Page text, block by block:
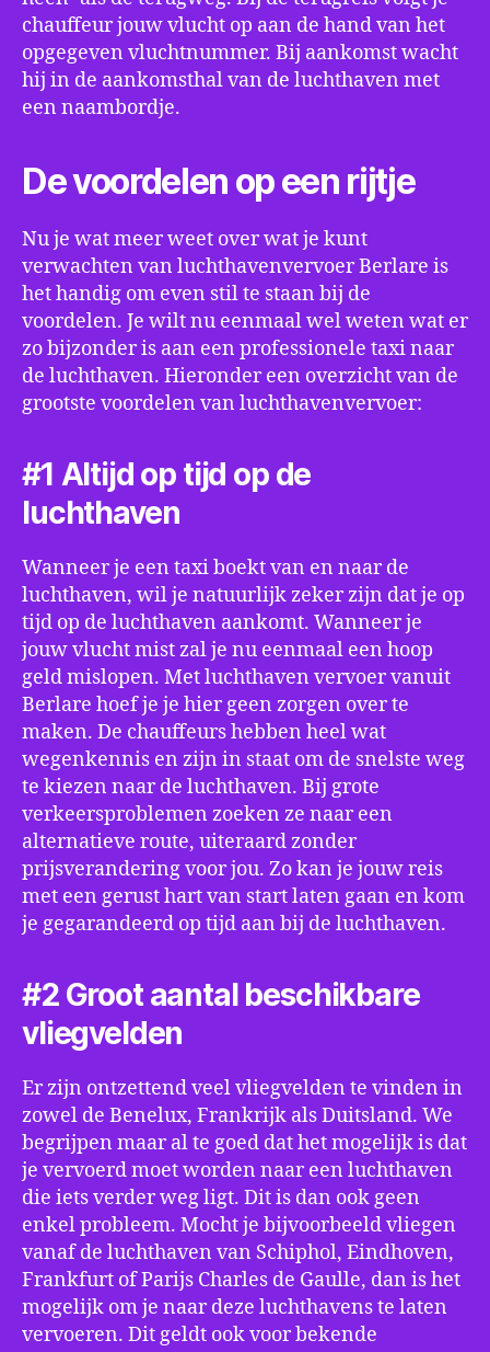
chauffeur jouw vlucht op aan de hand van het
opgegeven vluchtnummer. Bij aankomst wacht
hij in de aankomsthal van de luchthaven met
een naambordje.
De voordelen op een rijtje
Nu je wat meer weet over wat je kunt
verwachten van luchthavenvervoer Berlare is
het handig om even stil te staan bij de
voordelen. Je wilt nu eenmaal wel weten wat er
zo bijzonder is aan een professionele taxi naar
de luchthaven. Hieronder een overzicht van de
grootste voordelen van luchthavenvervoer:
#1 Altijd op tijd op de
luchthaven
Wanneer je een taxi boekt van en naar de
luchthaven, wil je natuurlijk zeker zijn dat je op
tijd op de luchthaven aankomt. Wanneer je
jouw vlucht mist zal je nu eenmaal een hoop
geld mislopen. Met luchthaven vervoer vanuit
Berlare hoef je je hier geen zorgen over te
maken. De chauffeurs hebben heel wat
wegenkennis en zijn in staat om de snelste weg
te kiezen naar de luchthaven. Bij grote
verkeersproblemen zoeken ze naar een
alternatieve route, uiteraard zonder
prijsverandering voor jou. Zo kan je jouw reis
met een gerust hart van start laten gaan en kom
je gegarandeerd op tijd aan bij de luchthaven.
#2 Groot aantal beschikbare
vliegvelden
Er zijn ontzettend veel vliegvelden te vinden in
zowel de Benelux, Frankrijk als Duitsland. We
begrijpen maar al te goed dat het mogelijk is dat
je vervoerd moet worden naar een luchthaven
die iets verder weg ligt. Dit is dan ook geen
enkel probleem. Mocht je bijvoorbeeld vliegen
vanaf de luchthaven van Schiphol, Eindhoven,
Frankfurt of Parijs Charles de Gaulle, dan is het
mogelijk om je naar deze luchthavens te laten
vervoeren. Dit geldt ook voor bekende